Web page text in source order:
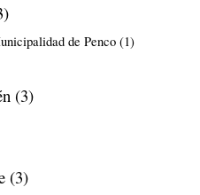
de Penco (1)
(3)
(3)